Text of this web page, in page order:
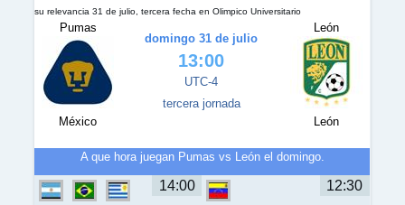
su relevancia 31 de julio, tercera fecha en Olimpico Universitario
Pumas
México
domingo 31 de julio
13:00
UTC-4
tercera jornada
León
León
A que hora juegan Pumas vs León el domingo.
14:00 12:30